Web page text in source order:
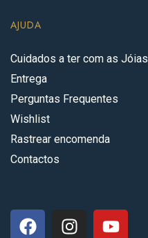
AJUDA
Cuidados a ter com as Jóias
Entrega
Perguntas Frequentes
Wishlist
Rastrear encomenda
Contactos